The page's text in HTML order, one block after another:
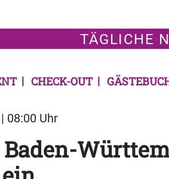
TÄGLICHE
CHECK-OUT
08:00 Uhr
Baden-